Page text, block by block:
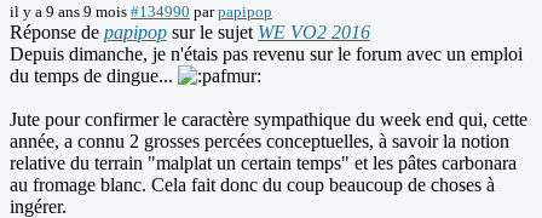
il y a 9 ans 9 mois #134990 parpapipop
Réponse de papipop sur le sujet WE VO2 2016
Depuis dimanche, je n'étais pas revenu sur le forum avec un emploi
du temps de dingue...
Jute pour confirmer le caractère sympathique du week end qui, cette
année, a connu 2 grosses percées conceptuelles, à savoir la notion
relative du terrain "malplat un certain temps" et les pâtes carbonara
au fromage blanc. Cela fait donc du coup beaucoup de choses à
ingérer.